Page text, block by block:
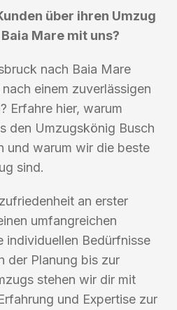
über ihren Umzug
Mare mit uns?
nach Baia Mare
einem zuverlässigen
Erfahre hier, warum
den Umzugskönig Busch
und warum wir die beste
sind.
an erster
umfangreichen
individuellen Bedürfnisse
der Planung bis zur
stehen wir dir mit
und Expertise zur